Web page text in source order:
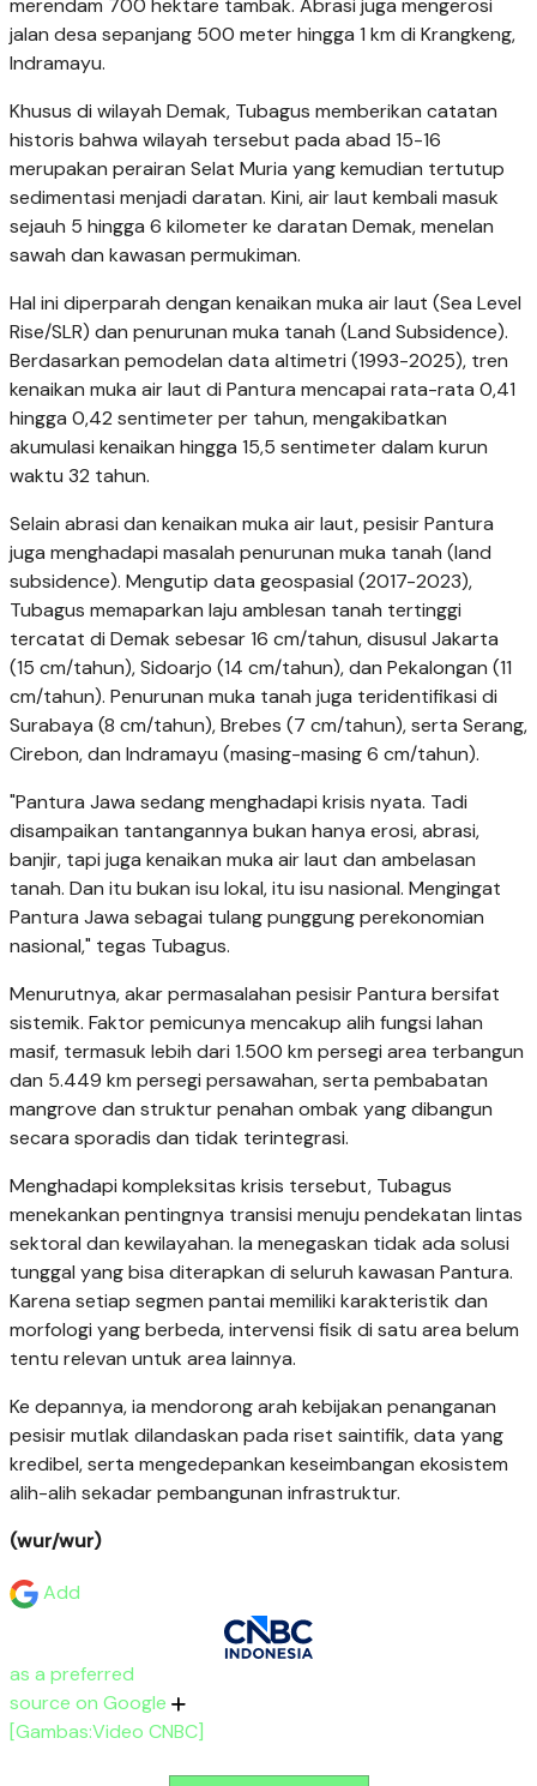
merendam 700 hektare tambak. Abrasi juga mengerosi
jalan desa sepanjang 500 meter hingga 1 km di Krangkeng,
Indramayu.
Khusus di wilayah Demak, Tubagus memberikan catatan
historis bahwa wilayah tersebut pada abad 15-16
merupakan perairan Selat Muria yang kemudian tertutup
sedimentasi menjadi daratan. Kini, air laut kembali masuk
sejauh 5 hingga 6 kilometer ke daratan Demak, menelan
sawah dan kawasan permukiman.
Hal ini diperparah dengan kenaikan muka air laut (Sea Level
Rise/SLR) dan penurunan muka tanah (Land Subsidence).
Berdasarkan pemodelan data altimetri (1993-2025), tren
kenaikan muka air laut di Pantura mencapai rata-rata 0,41
hingga 0,42 sentimeter per tahun, mengakibatkan
akumulasi kenaikan hingga 15,5 sentimeter dalam kurun
waktu 32 tahun.
Selain abrasi dan kenaikan muka air laut, pesisir Pantura
juga menghadapi masalah penurunan muka tanah (land
subsidence). Mengutip data geospasial (2017-2023),
Tubagus memaparkan laju amblesan tanah tertinggi
tercatat di Demak sebesar 16 cm/tahun, disusul Jakarta
(15 cm/tahun), Sidoarjo (14 cm/tahun), dan Pekalongan (11
cm/tahun). Penurunan muka tanah juga teridentifikasi di
Surabaya (8 cm/tahun), Brebes (7 cm/tahun), serta Serang,
Cirebon, dan Indramayu (masing-masing 6 cm/tahun).
"Pantura Jawa sedang menghadapi krisis nyata. Tadi
disampaikan tantangannya bukan hanya erosi, abrasi,
banjir, tapi juga kenaikan muka air laut dan ambelasan
tanah. Dan itu bukan isu lokal, itu isu nasional. Mengingat
Pantura Jawa sebagai tulang punggung perekonomian
nasional," tegas Tubagus.
Menurutnya, akar permasalahan pesisir Pantura bersifat
sistemik. Faktor pemicunya mencakup alih fungsi lahan
masif, termasuk lebih dari 1.500 km persegi area terbangun
dan 5.449 km persegi persawahan, serta pembabatan
mangrove dan struktur penahan ombak yang dibangun
secara sporadis dan tidak terintegrasi.
Menghadapi kompleksitas krisis tersebut, Tubagus
menekankan pentingnya transisi menuju pendekatan lintas
sektoral dan kewilayahan. Ia menegaskan tidak ada solusi
tunggal yang bisa diterapkan di seluruh kawasan Pantura.
Karena setiap segmen pantai memiliki karakteristik dan
morfologi yang berbeda, intervensi fisik di satu area belum
tentu relevan untuk area lainnya.
Ke depannya, ia mendorong arah kebijakan penanganan
pesisir mutlak dilandaskan pada riset saintifik, data yang
kredibel, serta mengedepankan keseimbangan ekosistem
alih-alih sekadar pembangunan infrastruktur.
(wur/wur)
Add
as a preferred
source on Google
[Gambas:Video CNBC]